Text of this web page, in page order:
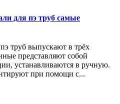
для пэ труб самые
труб выпускают в трёх
представляют собой
устанавливаются в ручную.
при помощи с...